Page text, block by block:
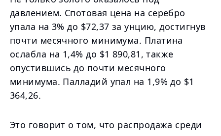
давлением. Спотовая цена на серебро
упала на 3% до $72,37 за унцию, достигнув
почти месячного минимума. Платина
ослабла на 1,4% до $1 890,81, также
опустившись до почти месячного
минимума. Палладий упал на 1,9% до $1
364,26.
Это говорит о том, что распродажа среди